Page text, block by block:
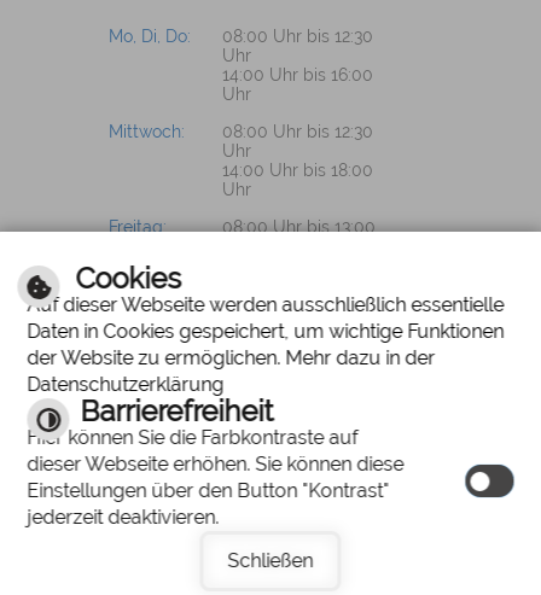
Mo, Di, Do:
08:00 Uhr bis 12:30
Uhr
14:00 Uhr bis 16:00
Uhr
Mittwoch:
08:00 Uhr bis 12:30
Uhr
14:00 Uhr bis 18:00
Uhr
Freitag:
08:00 Uhr bis 13:00
PROSPEKTWÜNSCHE?
Wir senden Ihnen
gerne unsere
Unterlagen zu.
Cookies
Auf dieser Webseite werden ausschließlich essentielle
Daten in Cookies gespeichert, um wichtige Funktionen
der Website zu ermöglichen. Mehr dazu in der
Datenschutzerklärung
Barrierefreiheit
Hier können Sie die Farbkontraste auf
dieser Webseite erhöhen. Sie können diese
Einstellungen über den Button "Kontrast"
jederzeit deaktivieren.
Schließen